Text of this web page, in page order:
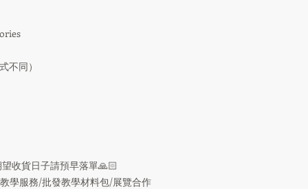
不同）
收貨日子請預早落單🙏🏻
學服務/批發教學材料包/展覽合作